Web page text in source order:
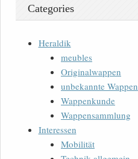
Categories
Heraldik
meubles
Originalwappen
unbekannte Wappen
Wappenkunde
Wappensammlung
Interessen
Mobilität